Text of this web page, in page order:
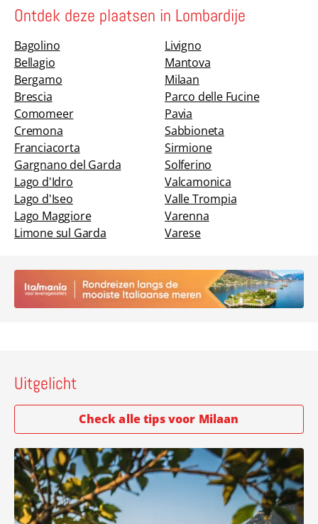
Ontdek deze plaatsen in Lombardije
Bagolino
Bellagio
Bergamo
Brescia
Comomeer
Cremona
Franciacorta
Gargnano del Garda
Lago d'Idro
Lago d'Iseo
Lago Maggiore
Limone sul Garda
Livigno
Mantova
Milaan
Parco delle Fucine
Pavia
Sabbioneta
Sirmione
Solferino
Valcamonica
Valle Trompia
Varenna
Varese
Uitgelicht
Check alle tips voor Milaan
Lees meer over Limone sul Garda – kleurrijk dorp vol